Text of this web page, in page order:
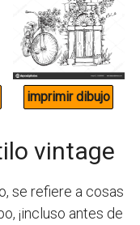
vintage
se refiere a cosas
¡incluso antes de